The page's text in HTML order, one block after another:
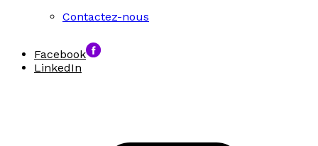
Contactez-nous
Facebook
LinkedIn